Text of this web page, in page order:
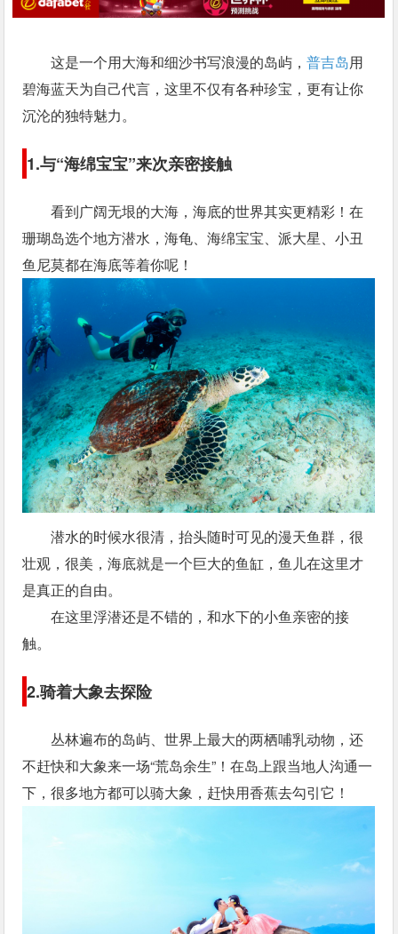
这是一个用大海和细沙书写浪漫的岛屿，普吉岛用
碧海蓝天为自己代言，这里不仅有各种珍宝，更有让你
沉沦的独特魅力。
1.与“海绵宝宝”来次亲密接触
看到广阔无垠的大海，海底的世界其实更精彩！在
珊瑚岛选个地方潜水，海龟、海绵宝宝、派大星、小丑
鱼尼莫都在海底等着你呢！
潜水的时候水很清，抬头随时可见的漫天鱼群，很
壮观，很美，海底就是一个巨大的鱼缸，鱼儿在这里才
是真正的自由。
在这里浮潜还是不错的，和水下的小鱼亲密的接
触。
2.骑着大象去探险
丛林遍布的岛屿、世界上最大的两栖哺乳动物，还
不赶快和大象来一场“荒岛余生”！在岛上跟当地人沟通一
下，很多地方都可以骑大象，赶快用香蕉去勾引它！